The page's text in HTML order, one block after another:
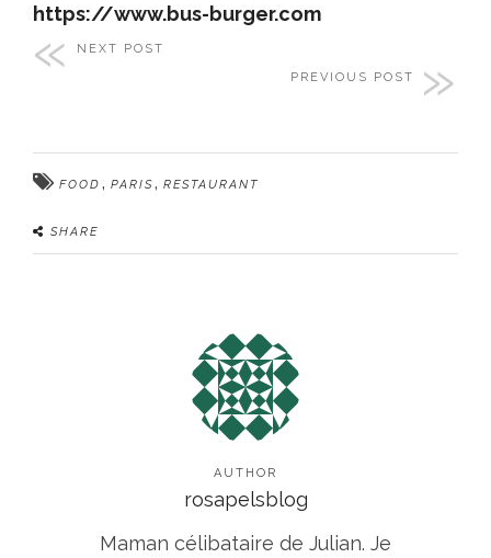
https://www.bus-burger.com
NEXT POST
PREVIOUS POST
FOOD , PARIS, RESTAURANT
SHARE
AUTHOR
rosapelsblog
Maman célibataire de Julian. Je